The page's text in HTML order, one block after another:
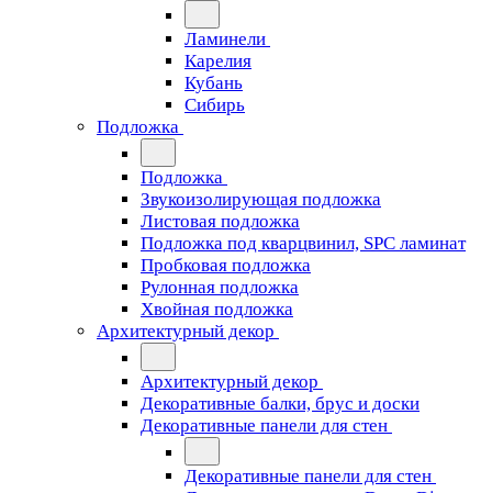
Ламинели
Карелия
Кубань
Сибирь
Подложка
Подложка
Звукоизолирующая подложка
Листовая подложка
Подложка под кварцвинил, SPC ламинат
Пробковая подложка
Рулонная подложка
Хвойная подложка
Архитектурный декор
Архитектурный декор
Декоративные балки, брус и доски
Декоративные панели для стен
Декоративные панели для стен